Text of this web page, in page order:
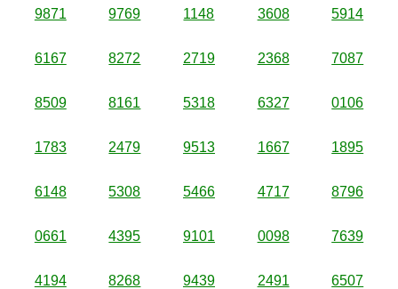
9871 9769 1148 3608 5914
6167 8272 2719 2368 7087
8509 8161 5318 6327 0106
1783 2479 9513 1667 1895
6148 5308 5466 4717 8796
0661 4395 9101 0098 7639
4194 8268 9439 2491 6507